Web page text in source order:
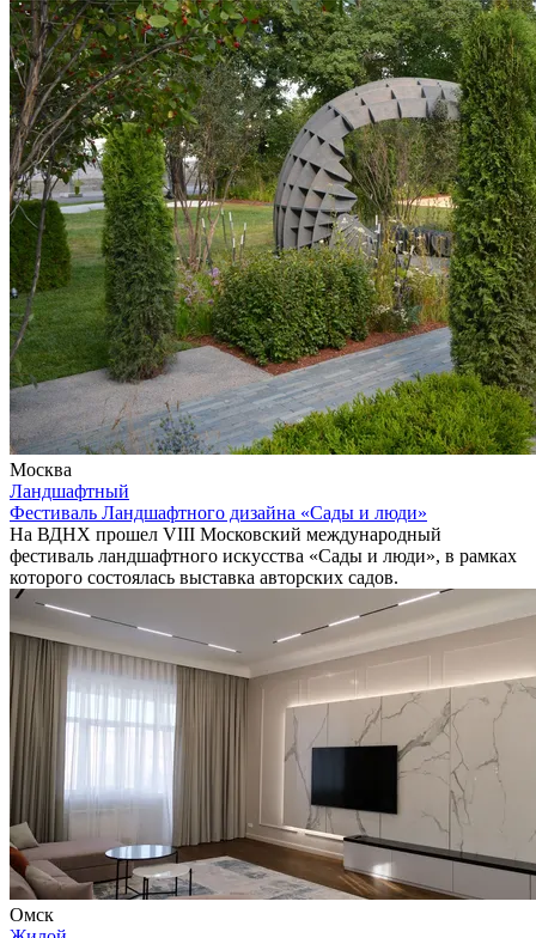
Москва
Ландшафтный
Фестиваль Ландшафтного дизайна «Сады и люди»
На ВДНХ прошел VIII Московский международный
фестиваль ландшафтного искусства «Сады и люди», в рамках
которого состоялась выставка авторских садов.
Омск